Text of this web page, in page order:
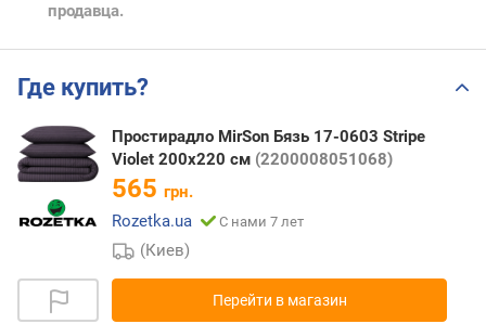
продавца.
Где купить?
Простирадло MirSon Бязь 17-0603 Stripe
Violet 200x220 см (2200008051068)
565 грн.
Rozetka.ua
С нами 7 лет
(Киев)
Перейти в магазин